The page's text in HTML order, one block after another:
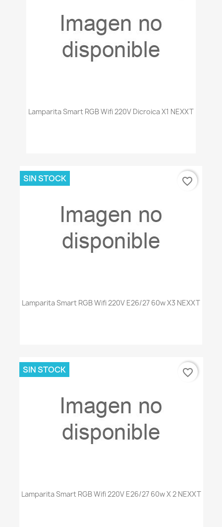
Lamparita Smart RGB Wifi 220V Dicroica X1 NEXXT
Lamparita Smart RGB Wifi 220V E26/27 60w X3 NEXXT
SIN STOCK favorite_border
Lamparita Smart RGB Wifi 220V E26/27 60w X 2 NEXXT
SIN STOCK favorite_border